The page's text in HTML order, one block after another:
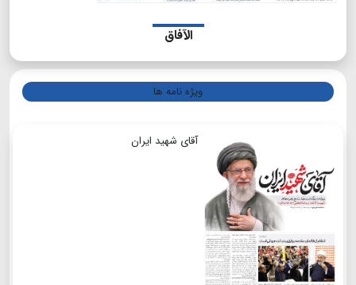
الآفاق
ویژه نامه ها
آقای شهید ایران